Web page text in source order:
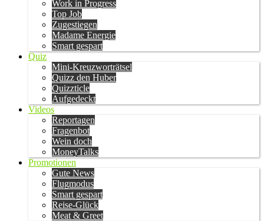
Work in Progress
Top Job
Zugestiegen
Madame Energie
Smart gespart
Quiz
Mini-Kreuzworträtsel
Quizz den Huber
Quizzticle
Aufgedeckt
Videos
Reportagen
Fragenbot
Wein doch
MoneyTalks
Promotionen
Gute News
Flugmodus
Smart gespart
Reise-Glück
Meat & Greet